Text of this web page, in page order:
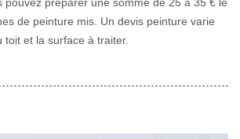
de peinture mis. Un devis peinture varie
toit et la surface à traiter.